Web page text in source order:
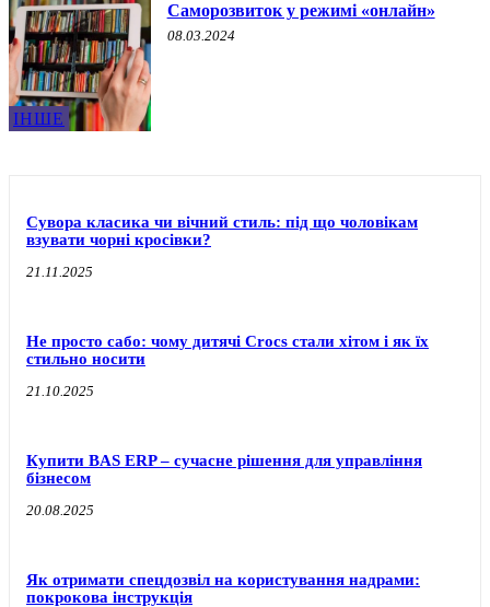
ІНШЕ
Саморозвиток у режимі «онлайн»
08.03.2024
Сувора класика чи вічний стиль: під що чоловікам
взувати чорні кросівки?
21.11.2025
Не просто сабо: чому дитячі Crocs стали хітом і як їх
стильно носити
21.10.2025
Купити BAS ERP – сучасне рішення для управління
бізнесом
20.08.2025
Як отримати спецдозвіл на користування надрами:
покрокова інструкція